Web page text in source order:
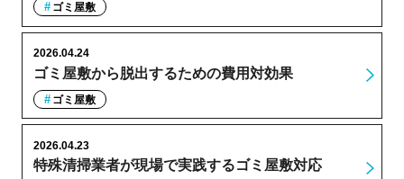
ゴミ屋敷
ゴミ屋敷から脱出するための費用対効果
2026.04.24
ゴミ屋敷
特殊清掃業者が現場で実践するゴミ屋敷対応
2026.04.23